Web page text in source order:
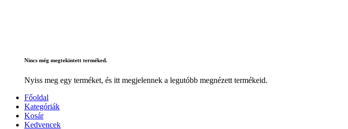
Nincs még megtekintett terméked.
Nyiss meg egy terméket, és itt megjelennek a legutóbb megnézett termékeid.
Főoldal
Kategóriák
Kosár
Kedvencek